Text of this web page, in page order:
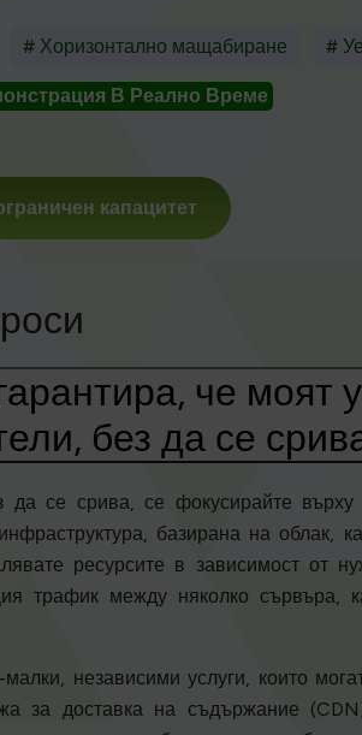
# Хоризонтално мащабиране #
В Реално Време
капацитет
че моят
без да се
се срива, се фокусирайте върху
базирана на облак,
ресурсите в зависимост от
трафик между няколко сървъра,
независими услуги, които
за доставка на съдържание